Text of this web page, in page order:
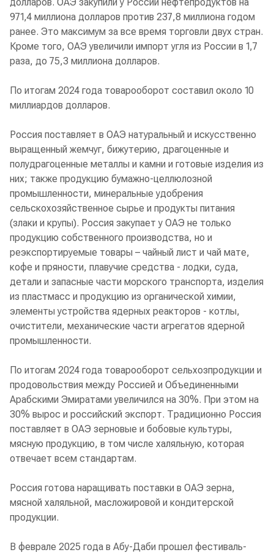
971,4 миллиона долларов против 237,8 миллиона годом
ранее. Это максимум за все время торговли двух стран.
Кроме того, ОАЭ увеличили импорт угля из России в 1,7
раза, до 75,3 миллиона долларов.
По итогам 2024 года товарооборот составил около 10
миллиардов долларов.
Россия поставляет в ОАЭ натуральный и искусственно
выращенный жемчуг, бижутерию, драгоценные и
полудрагоценные металлы и камни и готовые изделия из
них; также продукцию бумажно-целлюлозной
промышленности, минеральные удобрения
сельскохозяйственное сырье и продукты питания
(злаки и крупы). Россия закупает у ОАЭ не только
продукцию собственного производства, но и
реэкспортируемые товары – чайный лист и чай мате,
кофе и пряности, плавучие средства - лодки, суда,
детали и запасные части морского транспорта, изделия
из пластмасс и продукцию из органической химии,
элементы устройства ядерных реакторов - котлы,
очистители, механические части агрегатов ядерной
промышленности.
По итогам 2024 года товарооборот сельхозпродукции и
продовольствия между Россией и Объединенными
Арабскими Эмиратами увеличился на 30%. При этом на
30% вырос и российский экспорт. Традиционно Россия
поставляет в ОАЭ зерновые и бобовые культуры,
мясную продукцию, в том числе халяльную, которая
отвечает всем стандартам.
Россия готова наращивать поставки в ОАЭ зерна,
мясной халяльной, масложировой и кондитерской
продукции.
В феврале 2025 года в Абу-Даби прошел фестиваль-